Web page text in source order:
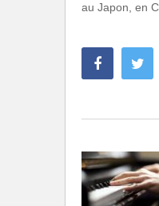
au Japon, en